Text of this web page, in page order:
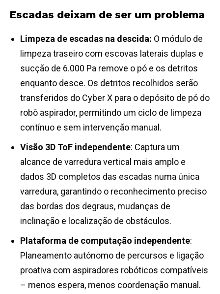
Escadas deixam de ser um problema
Limpeza de escadas na descida: O módulo de
limpeza traseiro com escovas laterais duplas e
sucção de 6.000 Pa remove o pó e os detritos
enquanto desce. Os detritos recolhidos serão
transferidos do Cyber X para o depósito de pó do
robô aspirador, permitindo um ciclo de limpeza
contínuo e sem intervenção manual.
Visão 3D ToF independente: Captura um
alcance de varredura vertical mais amplo e
dados 3D completos das escadas numa única
varredura, garantindo o reconhecimento preciso
das bordas dos degraus, mudanças de
inclinação e localização de obstáculos.
Plataforma de computação independente:
Planeamento autónomo de percursos e ligação
proativa com aspiradores robóticos compatíveis
– menos espera, menos coordenação manual.